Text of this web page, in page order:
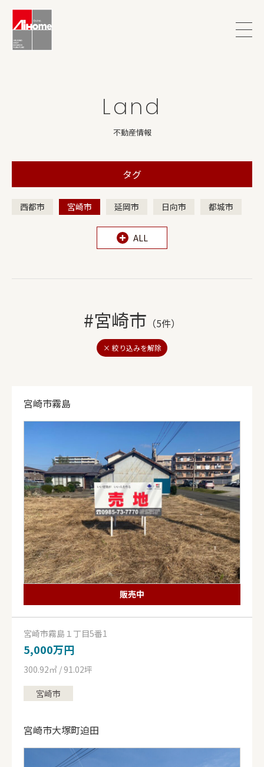
Land
不動産情報
タグ
西都市 宮崎市 延岡市 日向市 都城市
ALL
#宮崎市 （5件）
× 絞り込みを解除
宮崎市霧島
販売中
宮崎市霧島１丁目5番1
5,000万円
300.92㎡ / 91.02坪
宮崎市
宮崎市大塚町迫田